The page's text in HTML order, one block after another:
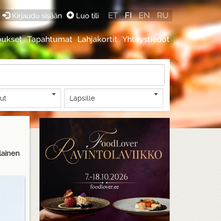
Tapahtumat Lahjakortit Yhteystiedot
Kirjaudu sisään Luo tili ET FI EN RU
Lapsille